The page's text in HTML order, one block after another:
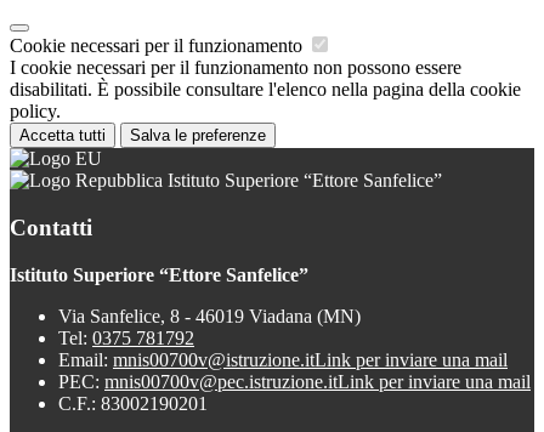
Cookie necessari per il funzionamento
I cookie necessari per il funzionamento non possono essere
disabilitati. È possibile consultare l'elenco nella pagina della cookie
policy.
Accetta tutti Salva le preferenze
Istituto Superiore “Ettore Sanfelice”
Contatti
Istituto Superiore “Ettore Sanfelice”
Via Sanfelice, 8 - 46019 Viadana (MN)
Tel: 0375 781792
Email: mnis00700v@istruzione.itLink per inviare una mail
PEC: mnis00700v@pec.istruzione.itLink per inviare una mail
C.F.: 83002190201